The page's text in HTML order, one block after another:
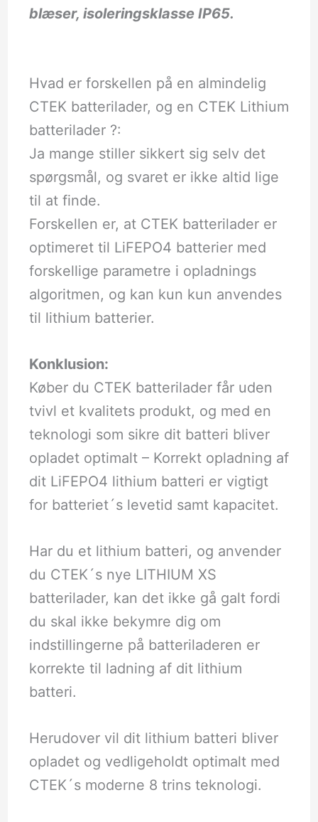
blæser, isoleringsklasse IP65.
Hvad er forskellen på en almindelig
CTEK batterilader, og en CTEK Lithium
batterilader ?:
Ja mange stiller sikkert sig selv det
spørgsmål, og svaret er ikke altid lige
til at finde.
Forskellen er, at CTEK batterilader er
optimeret til LiFEPO4 batterier med
forskellige parametre i opladnings
algoritmen, og kan kun kun anvendes
til lithium batterier.
Konklusion:
Køber du CTEK batterilader får uden
tvivl et kvalitets produkt, og med en
teknologi som sikre dit batteri bliver
opladet optimalt – Korrekt opladning af
dit LiFEPO4 lithium batteri er vigtigt
for batteriet´s levetid samt kapacitet.
Har du et lithium batteri, og anvender
du CTEK´s nye LITHIUM XS
batterilader, kan det ikke gå galt fordi
du skal ikke bekymre dig om
indstillingerne på batteriladeren er
korrekte til ladning af dit lithium
batteri.
Herudover vil dit lithium batteri bliver
opladet og vedligeholdt optimalt med
CTEK´s moderne 8 trins teknologi.